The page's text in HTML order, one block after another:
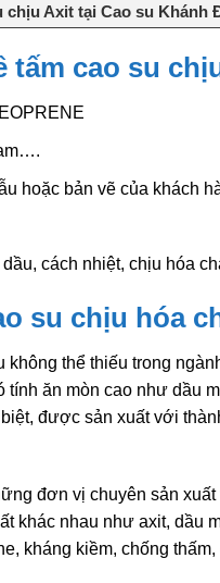
chịu Axit tại Cao su Khánh
tấm cao su
hoặc bản vẽ của khách
cách nhiệt, chịu hóa
su chịu hóa
thể thiếu trong
ăn mòn cao như dầu
được sản xuất với
đơn vị chuyên sản
khác nhau như axit, dầu
kháng kiềm, chống